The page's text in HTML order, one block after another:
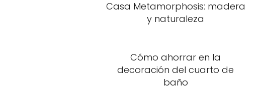
Casa Metamorphosis: madera
y naturaleza
Cómo ahorrar en la
decoración del cuarto de
baño